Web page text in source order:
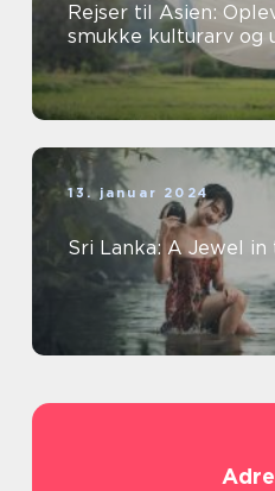
Rejser til Asien:
smukke kulturarv og
13. januar 2024
Sri Lanka: A Jewel in